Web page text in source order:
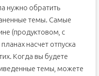
нужно обратить
темы. Самые
(продуктовом, с
насчет отпуска
Когда вы будете
темы, можете